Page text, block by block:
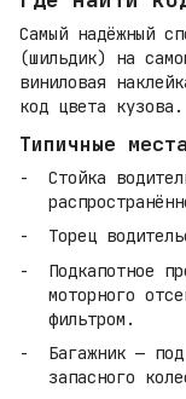
Самый надёжный
(шильдик) на
виниловая
код цвета кузова.
Типичные
Стойка
Торец
Подкапотное
моторного
фильтром.
Багажник —
запасного